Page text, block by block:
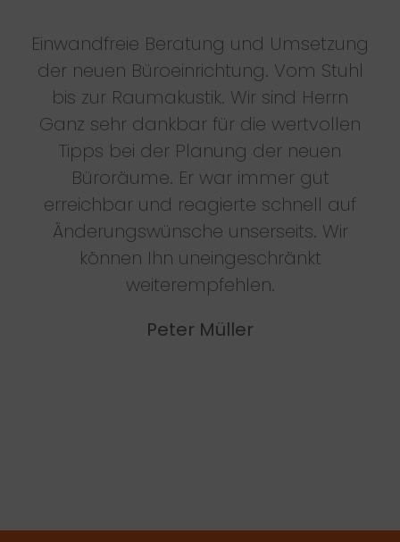
Einwandfreie Beratung und Umsetzung
der neuen Büroeinrichtung. Vom Stuhl
bis zur Raumakustik. Wir sind Herrn
Ganz sehr dankbar für die wertvollen
Tipps bei der Planung der neuen
Büroräume. Er war immer gut
erreichbar und reagierte schnell auf
Änderungswünsche unserseits. Wir
können Ihn uneingeschränkt
weiterempfehlen.
Peter Müller